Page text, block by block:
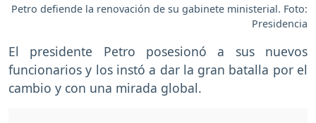
Petro defiende la renovación de su gabinete ministerial. Foto:
Presidencia
El presidente Petro posesionó a sus nuevos
funcionarios y los instó a dar la gran batalla por el
cambio y con una mirada global.